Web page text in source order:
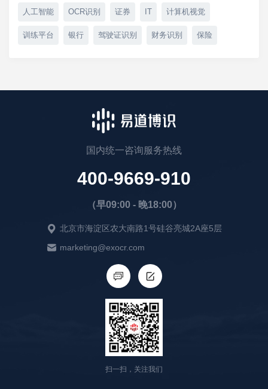
人工智能 OCR识别 证券 IT 计算机视觉
训练平台 银行 驾驶证识别 财务识别 保险
国内统一咨询服务热线
400-9669-910
（早09:00 - 晚18:00）
北京市海淀区农大南路1号硅谷亮城2A座5层
marketing@exocr.com
扫一扫，关注我们